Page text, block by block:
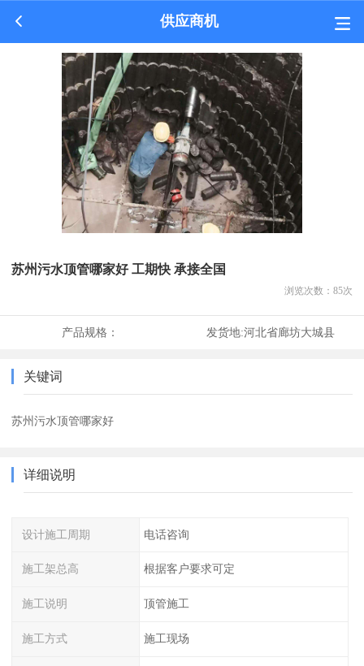
供应商机
苏州污水顶管哪家好 工期快 承接全国
浏览次数： 85次
产品规格： 发货地:河北省廊坊大城县
关键词
苏州污水顶管哪家好
详细说明
设计施工周期 电话咨询
施工架总高 根据客户要求可定
施工说明 顶管施工
施工方式 施工现场